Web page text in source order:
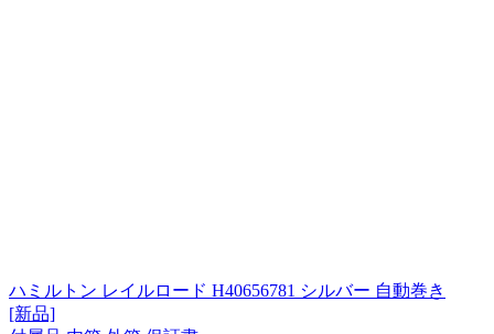
ハミルトン レイルロード H40656781 シルバー 自動巻き
[新品]